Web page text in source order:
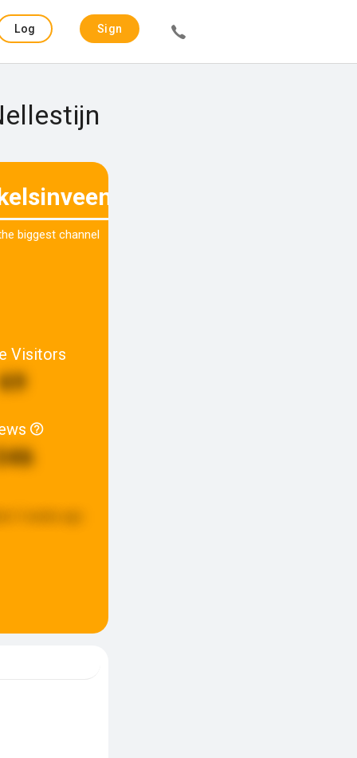
Log
Sign
biggest channel
Visitors
69